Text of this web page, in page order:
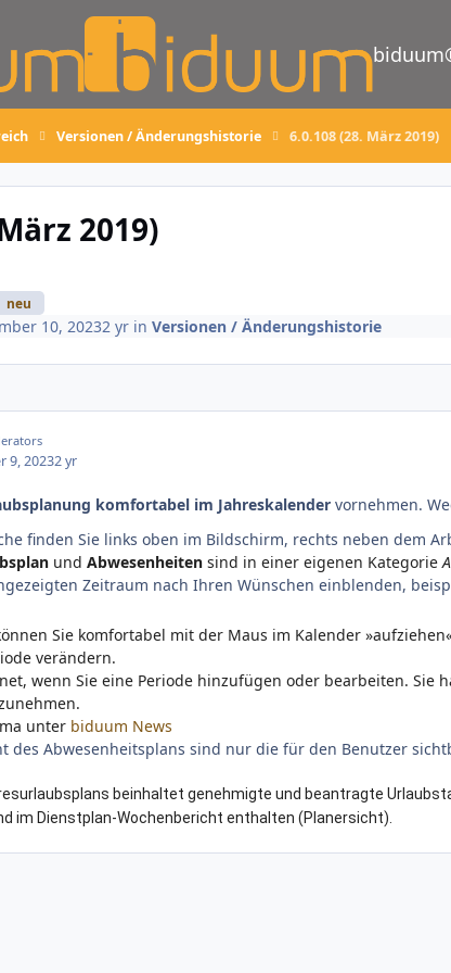
Versionen / Änderungshistorie 6.0.108 (28. März 2019)
2019)
neu
10, 20232 yrin Versionen / Änderungshistorie
9, 20232 yr
komfortabel im Jahreskalender vornehmen.
finden Sie links oben im Bildschirm, rechts neben dem
und Abwesenheiten sind in einer eigenen Kategorie
Zeitraum nach Ihren Wünschen einblenden,
Sie komfortabel mit der Maus im Kalender
verändern.
wenn Sie eine Periode hinzufügen oder bearbeiten.
unter biduum News
des Abwesenheitsplans sind nur die für den Benutzer
beinhaltet genehmigte und beantragte
im Dienstplan-Wochenbericht enthalten (Planersicht).